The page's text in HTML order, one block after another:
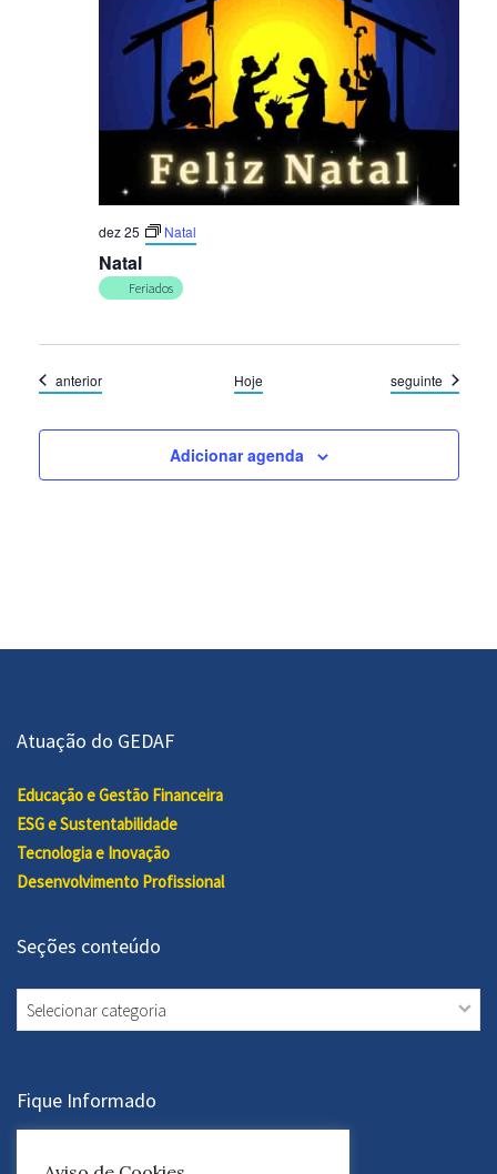
Natal
dez 25 Natal
Feriados
Eventos
anterior Hoje Eventos
seguinte
Adicionar agenda
Atuação do GEDAF
Educação e Gestão Financeira
ESG e Sustentabilidade
Tecnologia e Inovação
Desenvolvimento Profissional
Seções conteúdo
Seções
conteúdo
Fique Informado